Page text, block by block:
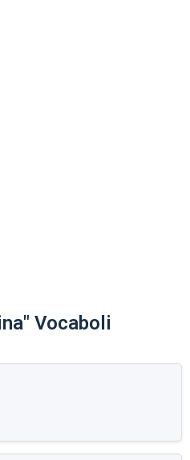
Vocaboli